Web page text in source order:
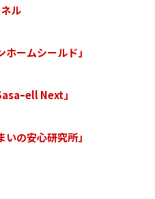
ル
ームシールド」
ｰell Next」
の安心研究所」